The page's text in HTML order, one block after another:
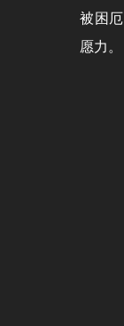
被困
愿力。